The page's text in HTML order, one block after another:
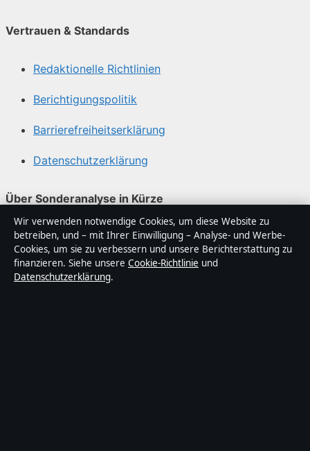
Vertrauen & Standards
Redaktionelle Richtlinien
Berichtigungspolitik
Barrierefreiheitserklärung
Datenschutzerklärung
Über Sonderanalyse in Kürze
Sonderanalyse ist ein unabhängiger digitaler
Nachrichtenanbieter mit Fokus auf Politik, Wirtschaft,
Technik und Gesellschaft in Deutschland. Jeder Artikel
trägt eine Byline, wird von einem Redakteur geprüft und
Wir verwenden notwendige Cookies, um diese Website zu
betreiben, und – mit Ihrer Einwilligung – Analyse- und Werbe-
Cookies, um sie zu verbessern und unsere Berichterstattung zu
finanzieren. Siehe unsere Cookie-Richtlinie und
Datenschutzerklärung.